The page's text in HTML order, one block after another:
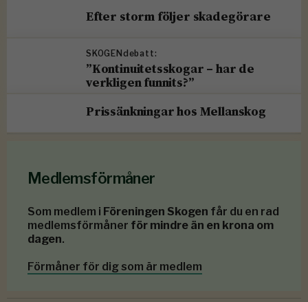
Efter storm följer skadegörare
SKOGENdebatt:
”Kontinuitetsskogar – har de
verkligen funnits?”
Prissänkningar hos Mellanskog
Medlemsförmåner
Som medlem i Föreningen Skogen får du en rad
medlemsförmåner för mindre än en krona om
dagen.
Förmåner för dig som är medlem